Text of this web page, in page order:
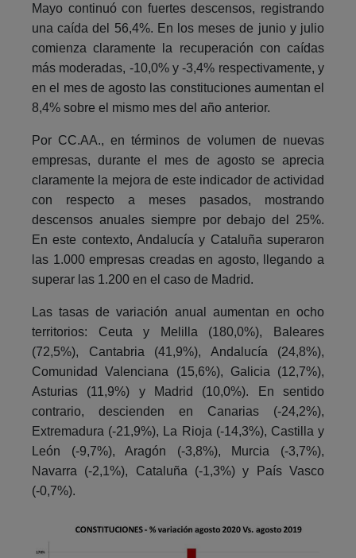
Mayo continuó con fuertes descensos, registrando
una caída del 56,4%. En los meses de junio y julio
comienza claramente la recuperación con caídas
más moderadas, -10,0% y -3,4% respectivamente, y
en el mes de agosto las constituciones aumentan el
8,4% sobre el mismo mes del año anterior.
Por CC.AA., en términos de volumen de nuevas
empresas, durante el mes de agosto se aprecia
claramente la mejora de este indicador de actividad
con respecto a meses pasados, mostrando
descensos anuales siempre por debajo del 25%.
En este contexto, Andalucía y Cataluña superaron
las 1.000 empresas creadas en agosto, llegando a
superar las 1.200 en el caso de Madrid.
Las tasas de variación anual aumentan en ocho
territorios: Ceuta y Melilla (180,0%), Baleares
(72,5%), Cantabria (41,9%), Andalucía (24,8%),
Comunidad Valenciana (15,6%), Galicia (12,7%),
Asturias (11,9%) y Madrid (10,0%). En sentido
contrario, descienden en Canarias (-24,2%),
Extremadura (-21,9%), La Rioja (-14,3%), Castilla y
León (-9,7%), Aragón (-3,8%), Murcia (-3,7%),
Navarra (-2,1%), Cataluña (-1,3%) y País Vasco
(-0,7%).